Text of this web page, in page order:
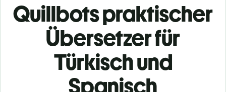
Quillbots praktischer
Übersetzer für
Türkisch und
Spanisch